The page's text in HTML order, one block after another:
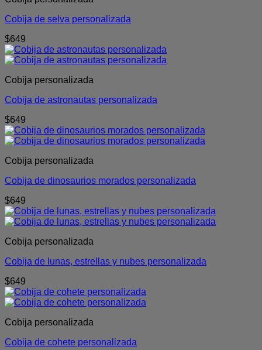
Cobija de selva personalizada
$649
Cobija personalizada
Cobija de astronautas personalizada
$649
Cobija personalizada
Cobija de dinosaurios morados personalizada
$649
Cobija personalizada
Cobija de lunas, estrellas y nubes personalizada
$649
Cobija personalizada
Cobija de cohete personalizada